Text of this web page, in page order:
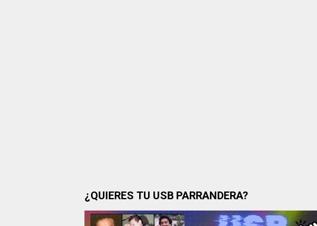
¿QUIERES TU USB PARRANDERA?